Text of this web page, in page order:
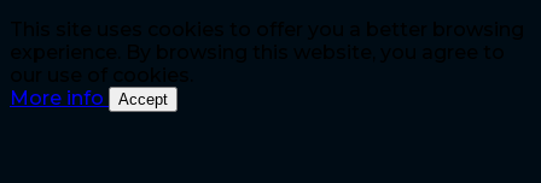
More info
Accept